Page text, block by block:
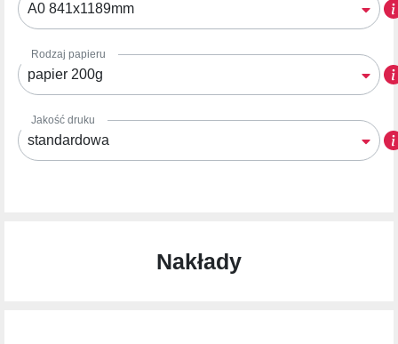
A0 841x1189mm
Rodzaj papieru
papier 200g
Jakość druku
standardowa
Nakłady